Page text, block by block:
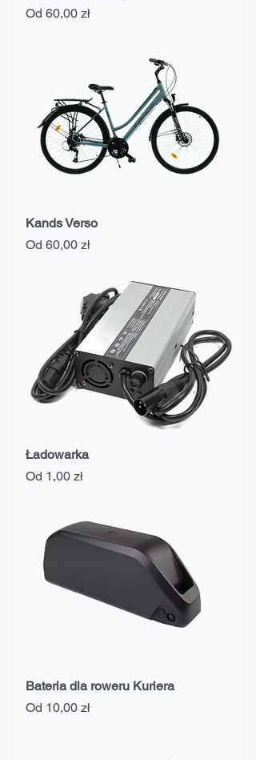
Od 60,00 zł
Cena rabatowa
Kands Verso
Od 60,00 zł
Cena rabatowa
Ładowarka
Od 1,00 zł
Cena rabatowa
Bateria dla roweru Kuriera
Od 10,00 zł
Cena rabatowa